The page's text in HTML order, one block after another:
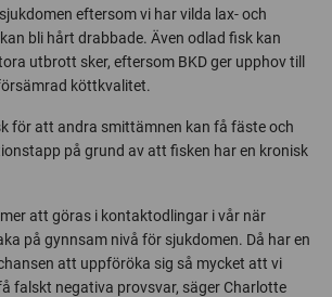
eftersom vi har vilda lax- och
bli hårt drabbade. Även odlad fisk kan
utbrott sker, eftersom BKD ger upphov till
köttkvalitet.
för att andra smittämnen kan få fäste och
på grund av att fisken har en kronisk
att göras i kontaktodlingar i vår när
på gynnsam nivå för sjukdomen. Då har en
att uppföröka sig så mycket att vi
falskt negativa provsvar, säger Charlotte